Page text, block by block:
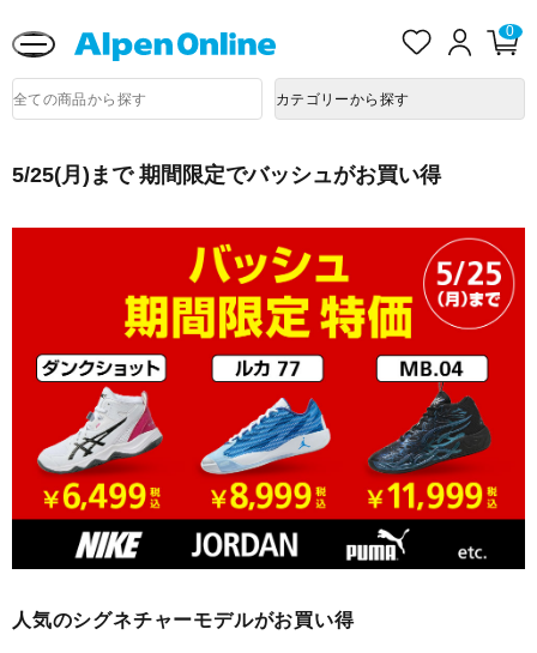
気
ロ
0
商
品
索
カテゴリーから探す
5/25(月)まで 期間限定でバッシュがお買い得
人気のシグネチャーモデルがお買い得